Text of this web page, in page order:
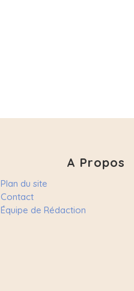
A Propos
Plan du site
Contact
Équipe de Rédaction